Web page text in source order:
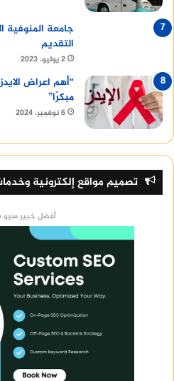
جامعة المنوفية
التقديم
2 يوليو، 2023
“أهم اعراض
مبكرًا”
6 نوفمبر، 2024
تصميم مواقع إلكترونية
أفضل خبير